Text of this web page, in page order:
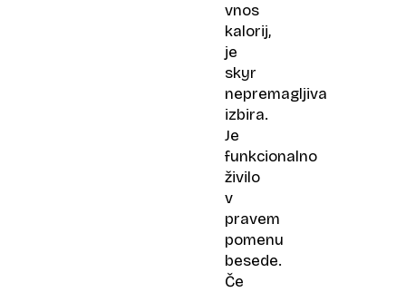
vnos
kalorij,
je
skyr
nepremagljiva
izbira.
Je
funkcionalno
živilo
v
pravem
pomenu
besede.
Če